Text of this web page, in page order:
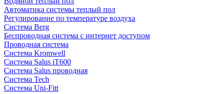
Автоматика системы теплый пол
Регулирование по температуре воздуха
Система Berg
Беспроводная система с интернет доступом
Проводная система
Система Kromwell
Система Salus iT600
Система Salus проводная
Система Tech
Система Uni-Fitt